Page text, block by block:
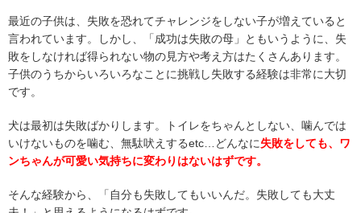
最近の子供は、失敗を恐れてチャレンジをしない子が増えていると
言われています。しかし、「成功は失敗の母」ともいうように、失
敗をしなければ得られない物の見方や考え方はたくさんあります。
子供のうちからいろいろなことに挑戦し失敗する経験は非常に大切
です。
犬は最初は失敗ばかりします。トイレをちゃんとしない、噛んでは
いけないものを噛む、無駄吠えするetc…どんなに失敗をしても、ワ
ンちゃんが可愛い気持ちに変わりはないはずです。
そんな経験から、「自分も失敗してもいいんだ。失敗しても大丈